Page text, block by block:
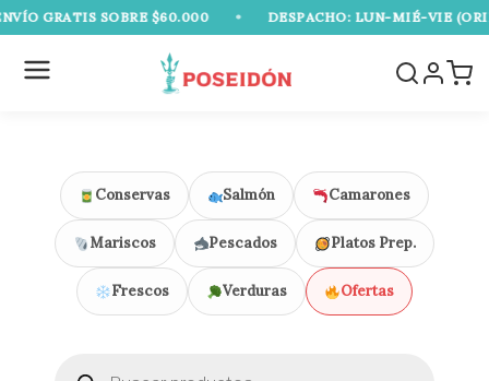
Ir
al
contenido
GRATIS SOBRE $60.000 • DESPACHO: LUN-MIÉ-VIE
Conservas Salmón Camarones
Mariscos Pescados Platos Prep.
Frescos Verduras Ofertas